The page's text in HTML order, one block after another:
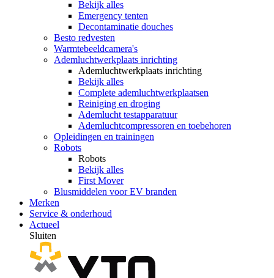
Bekijk alles
Emergency tenten
Decontaminatie douches
Besto redvesten
Warmtebeeldcamera's
Ademluchtwerkplaats inrichting
Ademluchtwerkplaats inrichting
Bekijk alles
Complete ademluchtwerkplaatsen
Reiniging en droging
Ademlucht testapparatuur
Ademluchtcompressoren en toebehoren
Opleidingen en trainingen
Robots
Robots
Bekijk alles
First Mover
Blusmiddelen voor EV branden
Merken
Service & onderhoud
Actueel
Sluiten